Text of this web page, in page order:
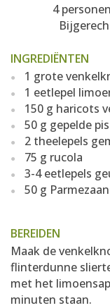
4 personen
INGREDIËNTEN
1 grote
1 eetlepel
150 g haricots
50 g gepelde
2 theelepels
75 g rucola
3-4 eetlepels
50 g
BEREIDEN
Maak de
flinterdunne
met het
minuten staan.